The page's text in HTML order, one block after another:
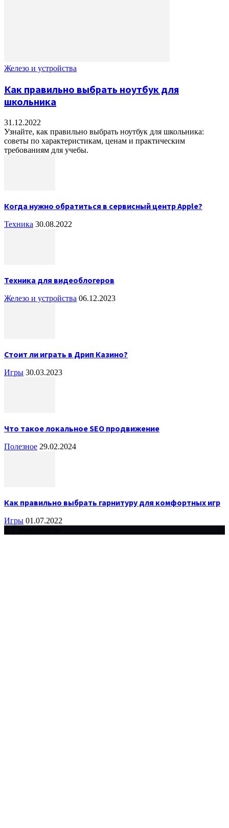
Железо и устройства
Как правильно выбрать ноутбук для
школьника
31.12.2022
Узнайте, как правильно выбрать ноутбук для школьника:
советы по характеристикам, ценам и практическим
требованиям для учебы.
Когда нужно обратиться в сервисный центр Apple?
Техника 30.08.2022
Техника для видеоблогеров
Железо и устройства 06.12.2023
Стоит ли играть в Дрип Казино?
Игры 30.03.2023
Что такое локальное SEO продвижение
Полезное 29.02.2024
Как правильно выбрать гарнитуру для комфортных игр
Игры 01.07.2022